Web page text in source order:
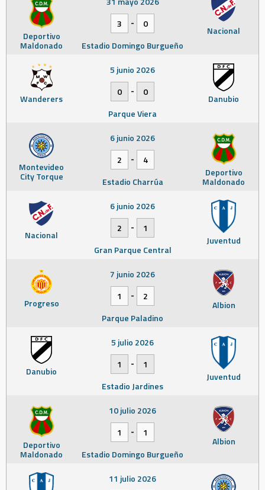
Deportivo
Maldonado
Nacional
3
-
0
Estadio Domingo Burgueño
Wanderers Danubio
5 junio 2026
0
-
0
Parque Viera
Montevideo
City Torque Deportivo
Maldonado
6 junio 2026
2
-
4
Estadio Charrúa
Nacional Juventud
6 junio 2026
2
-
1
Gran Parque Central
Progreso Albion
7 junio 2026
1
-
2
Parque Paladino
Danubio Juventud
5 julio 2026
1
-
1
Estadio Jardines
Deportivo
Maldonado
Albion
10 julio 2026
1
-
1
Estadio Domingo Burgueño
11 julio 2026